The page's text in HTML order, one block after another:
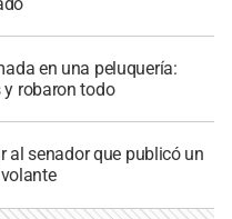
en una peluquería:
robaron todo
al senador que publicó un